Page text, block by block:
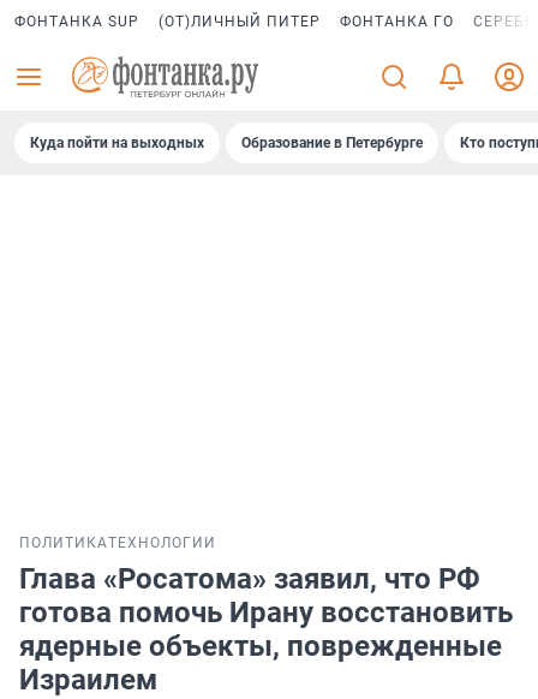
ФОНТАНКА SUP (ОТ)ЛИЧНЫЙ ПИТЕР ФОНТАНКА ГО
Куда пойти на выходных Образование в Петербурге Кто
ПОЛИТИКАТЕХНОЛОГИИ
Глава «Росатома» заявил, что РФ
готова помочь Ирану восстановить
ядерные объекты, поврежденные
Израилем